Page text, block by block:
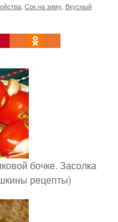
Сок на зиму Вкусный
бочке. Засолка
рецепты)